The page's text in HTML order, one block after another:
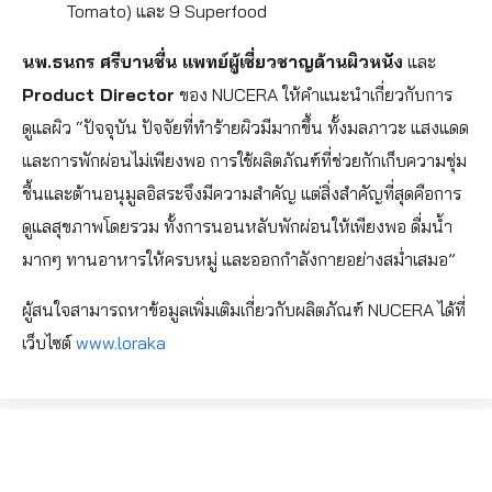
Tomato) และ 9 Superfood
นพ.ธนกร ศรีบานชื่น แพทย์ผู้เชี่ยวชาญด้านผิวหนัง และ
Product Director ของ NUCERA ให้คำแนะนำเกี่ยวกับการ
ดูแลผิว “ปัจจุบัน ปัจจัยที่ทำร้ายผิวมีมากขึ้น ทั้งมลภาวะ แสงแดด
และการพักผ่อนไม่เพียงพอ การใช้ผลิตภัณฑ์ที่ช่วยกักเก็บความชุ่ม
ชื้นและต้านอนุมูลอิสระจึงมีความสำคัญ แต่สิ่งสำคัญที่สุดคือการ
ดูแลสุขภาพโดยรวม ทั้งการนอนหลับพักผ่อนให้เพียงพอ ดื่มน้ำ
มากๆ ทานอาหารให้ครบหมู่ และออกกำลังกายอย่างสม่ำเสมอ”
ผู้สนใจสามารถหาข้อมูลเพิ่มเติมเกี่ยวกับผลิตภัณฑ์ NUCERA ได้ที่
เว็บไซต์www.loraka